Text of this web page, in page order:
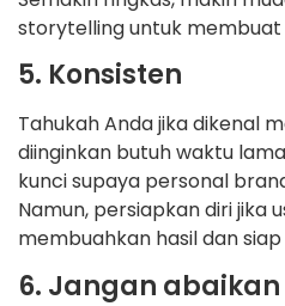
storytelling untuk
5. Konsisten
Tahukah Anda jika dikenal
diinginkan butuh waktu
kunci supaya personal
Namun, persiapkan diri jika
membuahkan hasil dan
6. Jangan